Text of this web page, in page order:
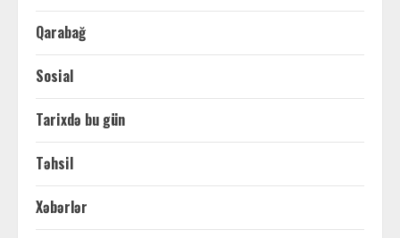
Qarabağ
Sosial
Tarixdə bu gün
Təhsil
Xəbərlər